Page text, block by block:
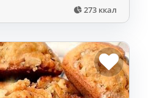
273 ккал